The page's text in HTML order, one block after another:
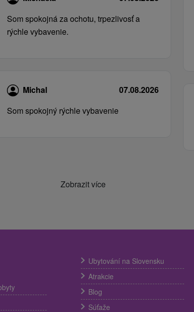
Som spokojná za ochotu, trpezlivosť a
rýchle vybavenie.
Michal
07.08.2026
Som spokojný rýchle vybavenie
Zobrazit více
Ubytování na Slovensku
Atrakcie
Blog
Súťaže